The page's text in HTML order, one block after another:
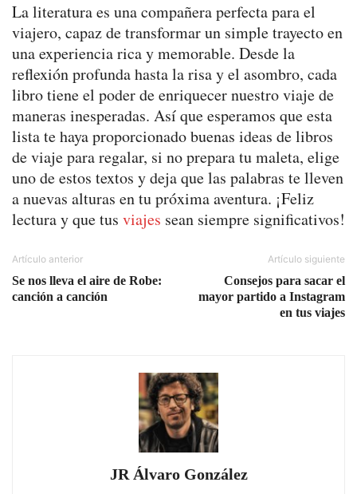
La literatura es una compañera perfecta para el
viajero, capaz de transformar un simple trayecto en
una experiencia rica y memorable. Desde la
reflexión profunda hasta la risa y el asombro, cada
libro tiene el poder de enriquecer nuestro viaje de
maneras inesperadas. Así que esperamos que esta
lista te haya proporcionado buenas ideas de libros
de viaje para regalar, si no prepara tu maleta, elige
uno de estos textos y deja que las palabras te lleven
a nuevas alturas en tu próxima aventura. ¡Feliz
lectura y que tus viajes sean siempre significativos!
Artículo anterior
Se nos lleva el aire de Robe:
canción a canción
Artículo siguiente
Consejos para sacar el
mayor partido a Instagram
en tus viajes
JR Álvaro González